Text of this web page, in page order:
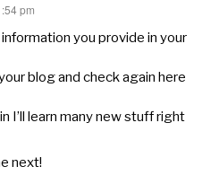
pm
you provide in your
blog and check again here
I’ll learn many new stuff right
next!